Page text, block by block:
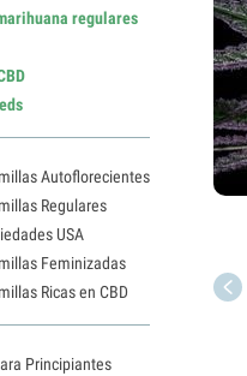
regulares
Autoflorecientes
Regulares
USA
Feminizadas
Ricas en CBD
Principiantes